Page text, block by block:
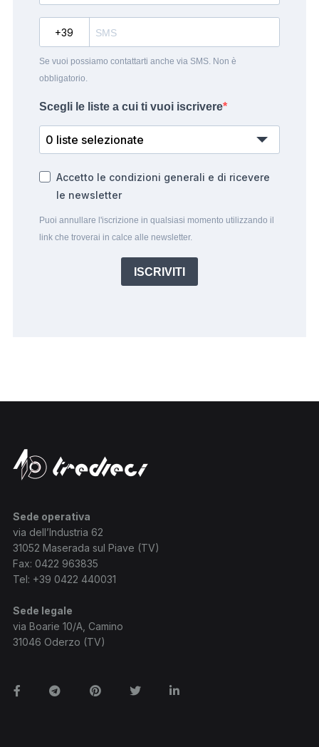
Se vuoi possiamo contattarti anche via SMS. Non è
obbligatorio.
Scegli le liste a cui ti vuoi iscrivere
0 liste selezionate
Accetto le condizioni generali e di ricevere
le newsletter
Puoi annullare l'iscrizione in qualsiasi momento utilizzando il
link che troverai in calce alle newsletter.
ISCRIVITI
Sede operativa
via dell’Industria 62
31052 Maserada sul Piave (TV)
Fax: 0422 963835
Tel: +39 0422 440031
Sede legale
via Boarie 10/A, Camino
31046 Oderzo (TV)
FacebookTelegramPinterestTwitterLinkedin